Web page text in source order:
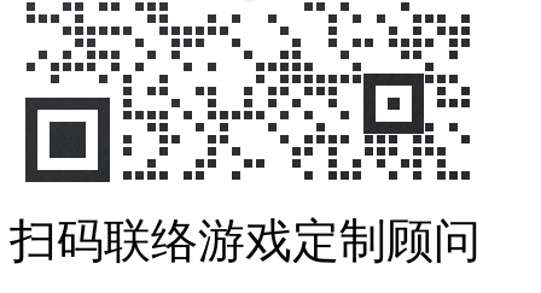
扫码联络游戏定制顾问